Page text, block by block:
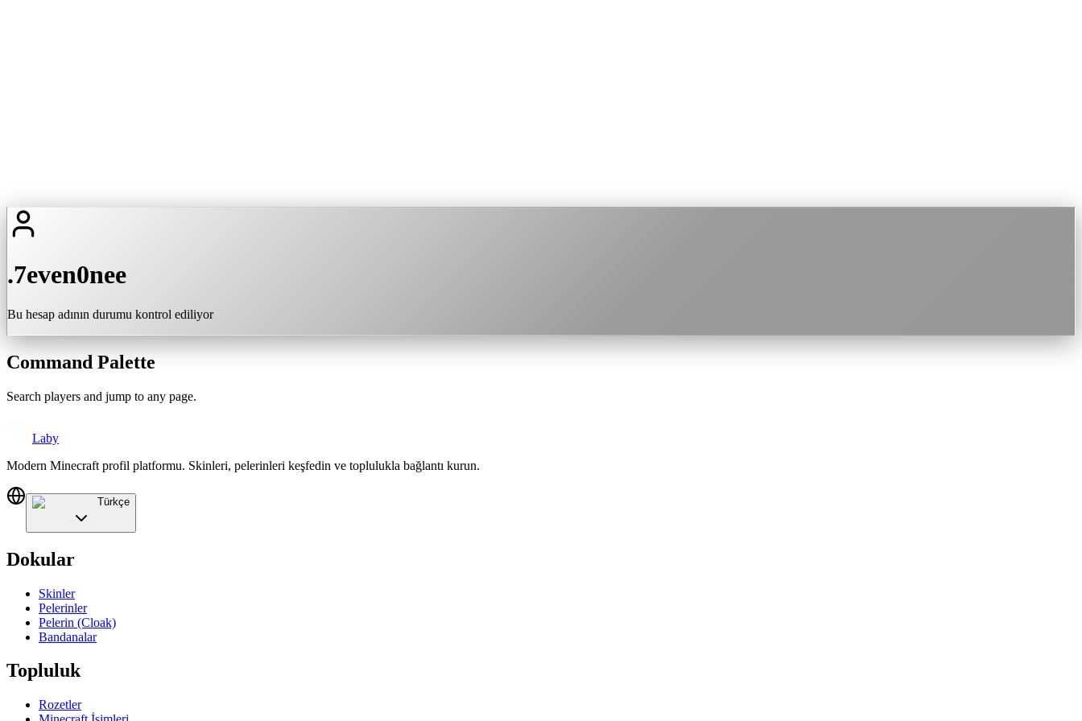
.7even0nee
Bu hesap adının durumu kontrol ediliyor
Command Palette
Search players and jump to any page.
Laby
Modern Minecraft profil platformu. Skinleri, pelerinleri keşfedin ve toplulukla bağlantı kurun.
Türkçe
Dokular
Skinler
Pelerinler
Pelerin (Cloak)
Bandanalar
Topluluk
Rozetler